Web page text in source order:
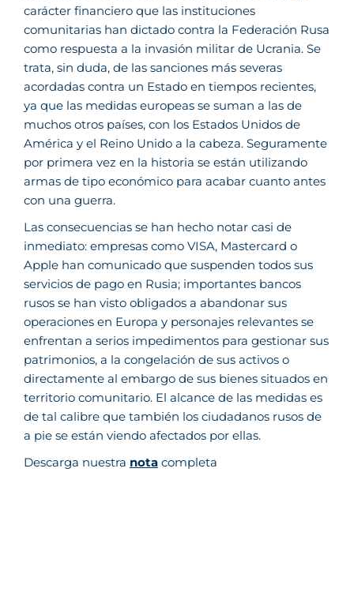
carácter financiero que las instituciones
comunitarias han dictado contra la Federación Rusa
como respuesta a la invasión militar de Ucrania. Se
trata, sin duda, de las sanciones más severas
acordadas contra un Estado en tiempos recientes,
ya que las medidas europeas se suman a las de
muchos otros países, con los Estados Unidos de
América y el Reino Unido a la cabeza. Seguramente
por primera vez en la historia se están utilizando
armas de tipo económico para acabar cuanto antes
con una guerra.
Las consecuencias se han hecho notar casi de
inmediato: empresas como VISA, Mastercard o
Apple han comunicado que suspenden todos sus
servicios de pago en Rusia; importantes bancos
rusos se han visto obligados a abandonar sus
operaciones en Europa y personajes relevantes se
enfrentan a serios impedimentos para gestionar sus
patrimonios, a la congelación de sus activos o
directamente al embargo de sus bienes situados en
territorio comunitario. El alcance de las medidas es
de tal calibre que también los ciudadanos rusos de
a pie se están viendo afectados por ellas.
Descarga nuestra nota completa